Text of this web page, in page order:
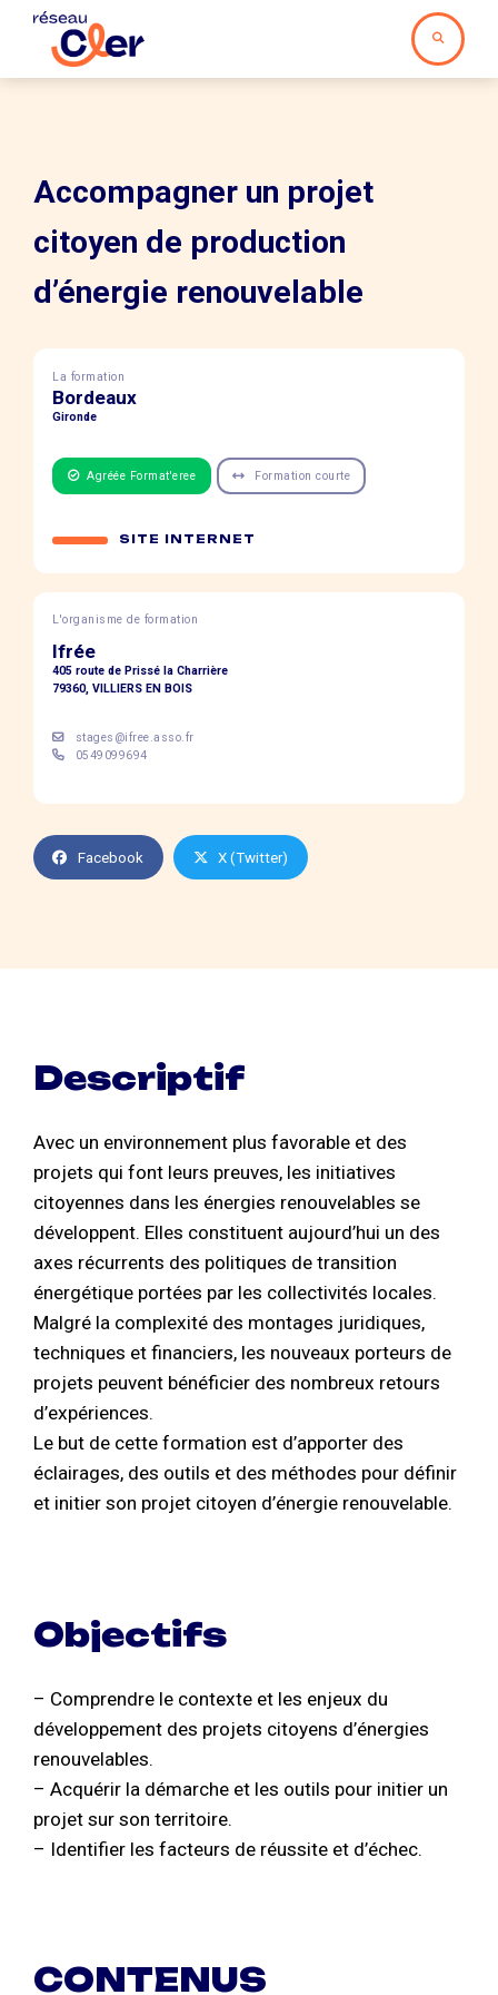
Accompagner un projet
citoyen de production
d’énergie renouvelable
La formation
Bordeaux
Gironde
Agréée Format'eree Formation courte
SITE INTERNET
L'organisme de formation
Ifrée
405 route de Prissé la Charrière
79360, VILLIERS EN BOIS
stages@ifree.asso.fr
0549099694
Facebook X (Twitter)
Descriptif
Avec un environnement plus favorable et des
projets qui font leurs preuves, les initiatives
citoyennes dans les énergies renouvelables se
développent. Elles constituent aujourd’hui un des
axes récurrents des politiques de transition
énergétique portées par les collectivités locales.
Malgré la complexité des montages juridiques,
techniques et financiers, les nouveaux porteurs de
projets peuvent bénéficier des nombreux retours
d’expériences.
Le but de cette formation est d’apporter des
éclairages, des outils et des méthodes pour définir
et initier son projet citoyen d’énergie renouvelable.
Objectifs
– Comprendre le contexte et les enjeux du
développement des projets citoyens d’énergies
renouvelables.
– Acquérir la démarche et les outils pour initier un
projet sur son territoire.
– Identifier les facteurs de réussite et d’échec.
CONTENUS